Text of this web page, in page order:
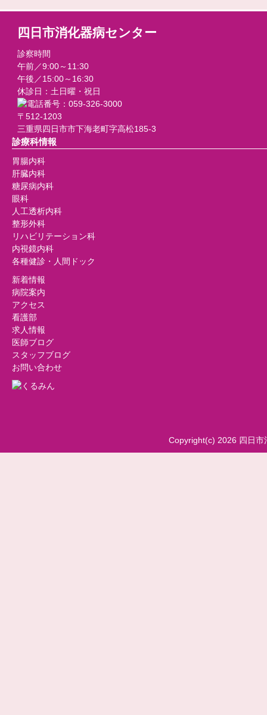
四日市消化器病センター
診察時間
午前／9:00～11:30
午後／15:00～16:30
休診日：土日曜・祝日
〒512-1203
三重県四日市市下海老町字高松185-3
診療科情報
胃腸内科
肝臓内科
糖尿病内科
眼科
人工透析内科
整形外科
リハビリテーション科
内視鏡内科
各種健診・人間ドック
新着情報
病院案内
アクセス
看護部
求人情報
医師ブログ
スタッフブログ
お問い合わせ
Copyright(c) 2026 四日